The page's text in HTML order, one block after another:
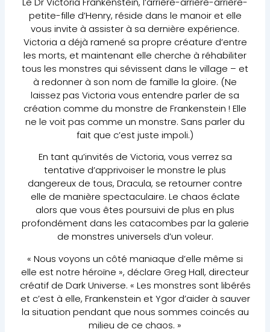
petite-fille d’Henry, réside dans le manoir et elle
vous invite à assister à sa dernière expérience.
Victoria a déjà ramené sa propre créature d’entre
les morts, et maintenant elle cherche à réhabiliter
tous les monstres qui sévissent dans le village – et
à redonner à son nom de famille la gloire. (Ne
laissez pas Victoria vous entendre parler de sa
création comme du monstre de Frankenstein ! Elle
ne le voit pas comme un monstre. Sans parler du
fait que c’est juste impoli.)
En tant qu’invités de Victoria, vous verrez sa
tentative d’apprivoiser le monstre le plus
dangereux de tous, Dracula, se retourner contre
elle de manière spectaculaire. Le chaos éclate
alors que vous êtes poursuivi de plus en plus
profondément dans les catacombes par la galerie
de monstres universels d’un voleur.
« Nous voyons un côté maniaque d’elle même si
elle est notre héroïne », déclare Greg Hall, directeur
créatif de Dark Universe. « Les monstres sont libérés
et c’est à elle, Frankenstein et Ygor d’aider à sauver
la situation pendant que nous sommes coincés au
milieu de ce chaos. »